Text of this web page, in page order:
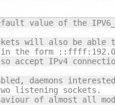
value of the
will also be able
the form
accept IPv4
daemons
listening sockets.
of almost all